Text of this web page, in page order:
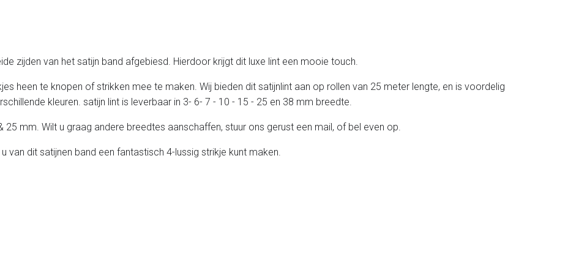
zijden van het satijn band afgebiesd. Hierdoor krijgt dit luxe lint een mooie touch.
heen te knopen of strikken mee te maken. Wij bieden dit satijnlint aan op rollen van 25 meter lengte, en is voordelig
kleuren. satijn lint is leverbaar in 3- 6- 7 - 10 - 15 - 25 en 38 mm breedte.
25 mm. Wilt u graag andere breedtes aanschaffen, stuur ons gerust een mail, of bel even op.
van dit satijnen band een fantastisch 4-lussig strikje kunt maken.